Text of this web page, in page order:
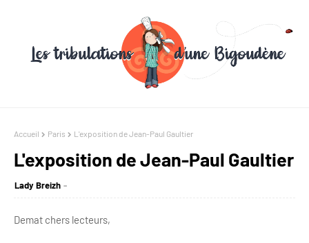
Accueil Paris L'exposition de Jean-Paul Gaultier
L'exposition de Jean-Paul Gaultier
Lady Breizh
Demat chers lecteurs,